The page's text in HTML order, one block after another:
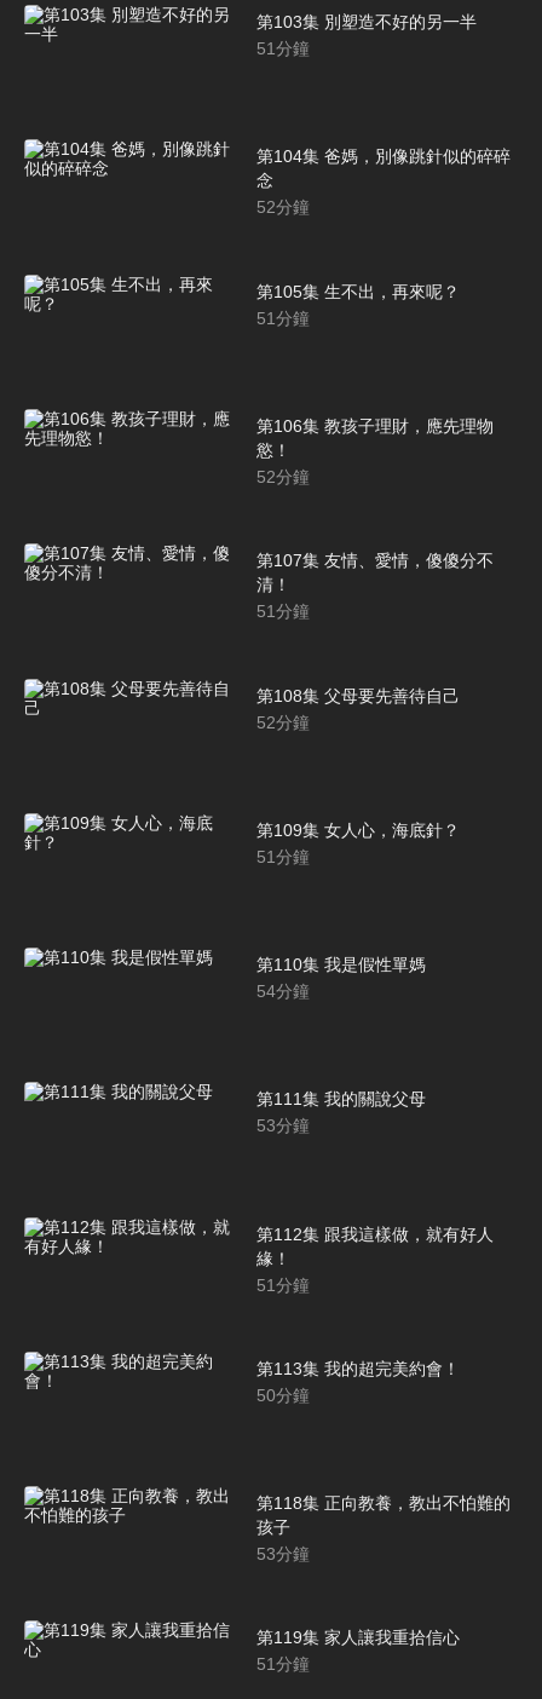
第103集 別塑造不好的另一半
51分鐘
第104集 爸媽，別像跳針似的碎碎
念
52分鐘
第105集 生不出，再來呢？
51分鐘
第106集 教孩子理財，應先理物
慾！
52分鐘
第107集 友情、愛情，傻傻分不
清！
51分鐘
第108集 父母要先善待自己
52分鐘
第109集 女人心，海底針？
51分鐘
第110集 我是假性單媽
54分鐘
第111集 我的關說父母
53分鐘
第112集 跟我這樣做，就有好人
緣！
51分鐘
第113集 我的超完美約會！
50分鐘
第118集 正向教養，教出不怕難的
孩子
53分鐘
第119集 家人讓我重拾信心
51分鐘